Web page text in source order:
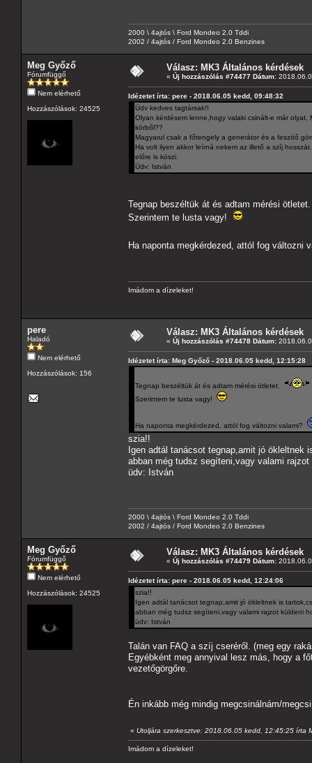
2000 \ 4ajtós \ Ford Mondeo 2.0 Tddi
2002 / 4ajtós / Ford Mondeo 2.0 Benzines
Meg Győző
Fórumfüggő
Nem elérhető
Hozzászólások: 24525
Válasz: MK3 Általános kérdések
« Új hozzászólás #74477 Dátum:
Idézetet írta: pere - 2018.06.05 kedd, 09:48:32
Üdv kedves tagtársak!!
Olyan kérdésem lenne,hogy valaki csinált-e már
körből??
Magyarul csak a főtengely a generátor és a feszítő
Ha volt ilyen akkor leírná nekem az illető a szíj hosszát.
előre is köszi.
Üdv: István
Tegnap beszéltük át és adtam mérési
Szerintem te lusta vagy!
Ha naponta megkérdezed, attól fog változni
Imádom a dízeleket!
pere
Haladó
Nem elérhető
Hozzászólások: 156
Válasz: MK3 Általános kérdések
« Új hozzászólás #74478 Dátum:
Idézetet írta: Meg Győző - 2018.06.05 kedd, 12:15:28
Tegnap beszéltük át és adtam mérési ötletet.
Szerintem te lusta vagy!
Ha naponta megkérdezed, attól fog változni valami?
szia!!
Igen adtál tanácsot tegnap,amit jó
abban még tudsz segíteni,vagy valami
üdv: István
2000 \ 4ajtós \ Ford Mondeo 2.0 Tddi
2002 / 4ajtós / Ford Mondeo 2.0 Benzines
Meg Győző
Fórumfüggő
Nem elérhető
Hozzászólások: 24525
Válasz: MK3 Általános kérdések
« Új hozzászólás #74479 Dátum:
Idézetet írta: pere - 2018.06.05 kedd, 12:24:06
szia!!
Igen adtál tanácsot tegnap,amit jó ökleltnek is
abban még tudsz segíteni,vagy valami rajzot küldeni
üdv: István
Talán van FAQ a szíj cseréről. (meg egy
Egyébként meg annyival lesz más, hogy a
vezetőgörgőre.
Én inkább még mindig megcsinálnám/
« Utoljára szerkesztve: 2018.06.05 kedd, 12:45:25 írta
Imádom a dízeleket!